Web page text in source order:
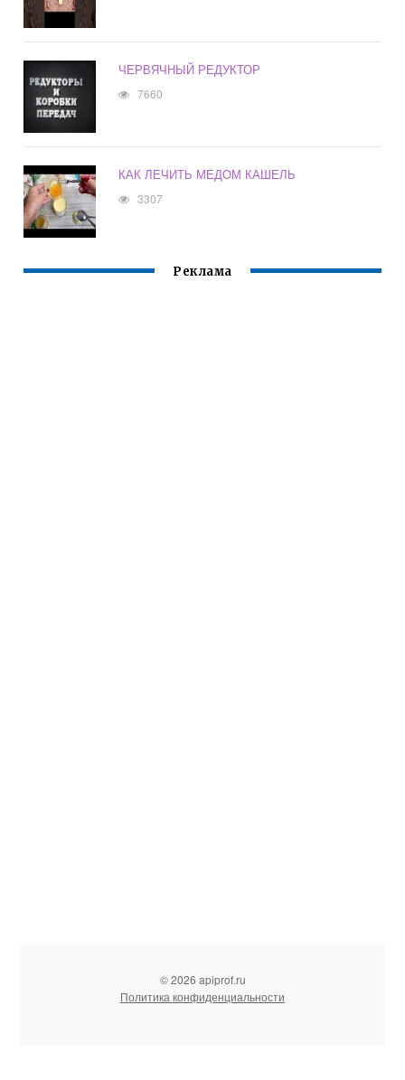
ЧЕРВЯЧНЫЙ РЕДУКТОР
7660
КАК ЛЕЧИТЬ МЕДОМ КАШЕЛЬ
3307
Реклама
© 2026 apiprof.ru
Политика конфиденциальности